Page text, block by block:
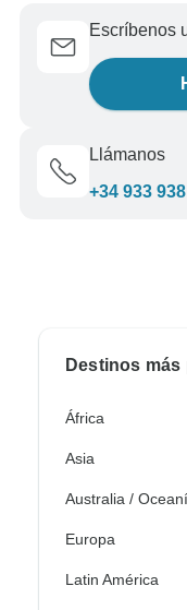
Escríbenos
Llámanos
+34 933
Destinos
África
Asia
Australia /
Europa
Latin América